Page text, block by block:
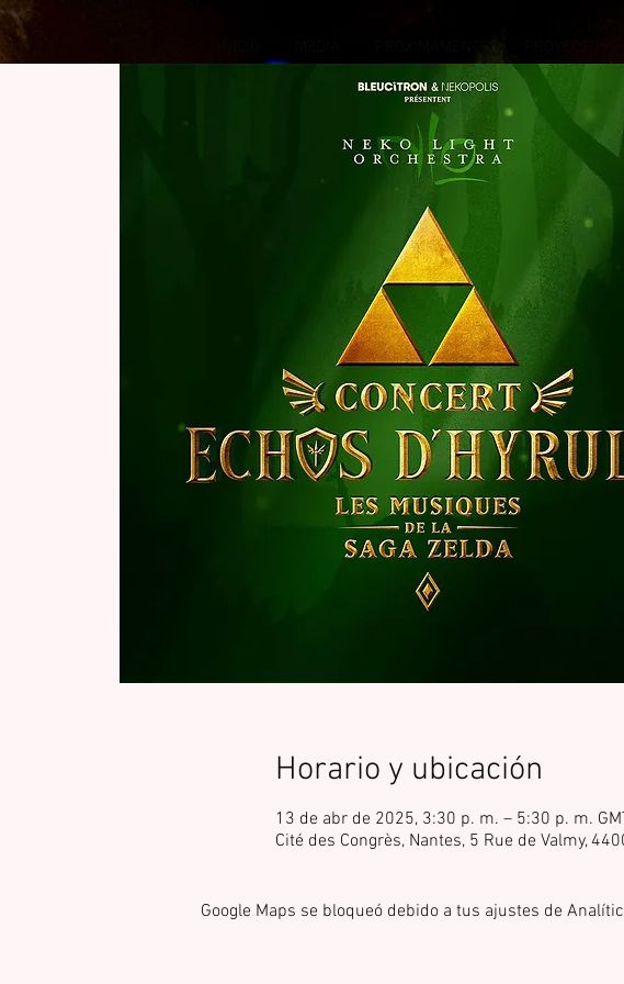
Horario y ubicación
13 de abr de 2025, 3:30 p. m. – 5:30 p. m.
Cité des Congrès, Nantes, 5 Rue de Valmy,
Google Maps se bloqueó debido a tus ajustes de